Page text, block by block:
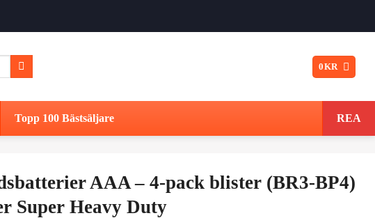
0KR
Topp 100 Bästsäljare REA
AAA – 4-pack blister (BR3-BP4)
Super Heavy Duty